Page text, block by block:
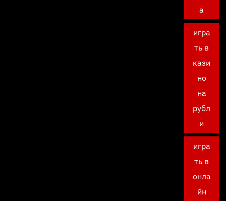
а
игра
ть в
кази
но
на
рубл
и
игра
ть в
онла
йн